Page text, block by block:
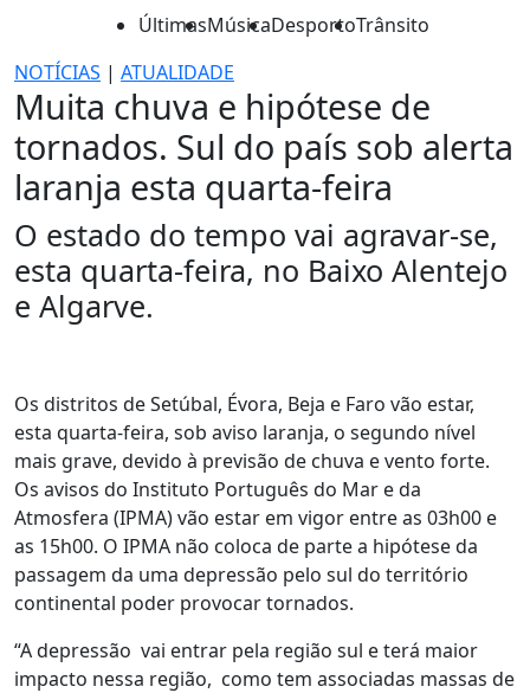
ÚltimasMúsicaDesportoTrânsito
NOTÍCIAS | ATUALIDADE
Muita chuva e hipótese de
tornados. Sul do país sob alerta
laranja esta quarta-feira
O estado do tempo vai agravar-se,
esta quarta-feira, no Baixo Alentejo
e Algarve.
Os distritos de Setúbal, Évora, Beja e Faro vão estar,
esta quarta-feira, sob aviso laranja, o segundo nível
mais grave, devido à previsão de chuva e vento forte.
Os avisos do Instituto Português do Mar e da
Atmosfera (IPMA) vão estar em vigor entre as 03h00 e
as 15h00. O IPMA não coloca de parte a hipótese da
passagem da uma depressão pelo sul do território
continental poder provocar tornados.
“A depressão vai entrar pela região sul e terá maior
impacto nessa região, como tem associadas massas de